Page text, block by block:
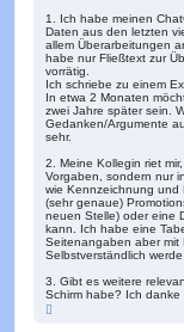
1. Ich habe meinen
Daten aus den letzten
allem Überarbeitungen
habe nur Fließtext zur
vorrätig.
Ich schriebe zu einem
In etwa 2 Monaten
zwei Jahre später sein.
Gedanken/Argumente
sehr.
2. Meine Kollegin riet
Vorgaben, sondern nur
wie Kennzeichnung und
(sehr genaue)
neuen Stelle) oder eine
kann. Ich habe eine
Seitenangaben aber mit
Selbstverständlich
3. Gibt es weitere
Schirm habe? Ich